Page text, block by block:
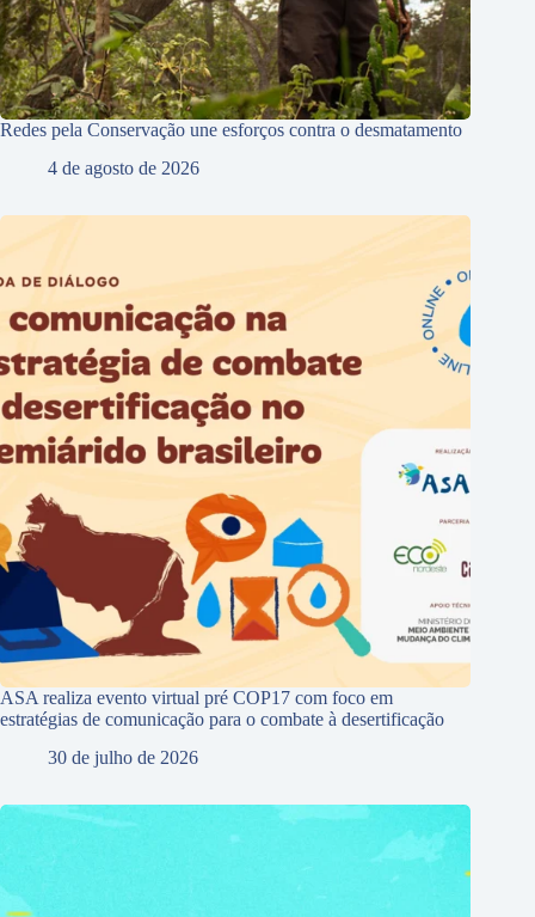
Redes pela Conservação une esforços contra o desmatamento
4 de agosto de 2026
ASA realiza evento virtual pré COP17 com foco em
estratégias de comunicação para o combate à desertificação
30 de julho de 2026